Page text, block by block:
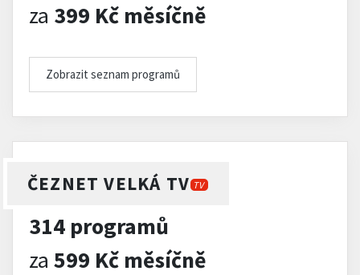
za 399 Kč měsíčně
Zobrazit seznam programů
ČEZNET VELKÁ TV TV
314 programů
za 599 Kč měsíčně